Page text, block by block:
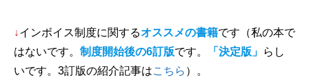
↓インボイス制度に関するオススメの書籍です（私の本で
はないです。 制度開始後の6訂版です。 「決定版」 らし
いです。3訂版の紹介記事はこちら ）。